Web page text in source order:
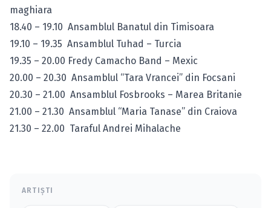
maghiara
18.40 – 19.10 Ansamblul Banatul din Timisoara
19.10 – 19.35 Ansamblul Tuhad – Turcia
19.35 – 20.00 Fredy Camacho Band – Mexic
20.00 – 20.30 Ansamblul “Tara Vrancei” din Focsani
20.30 – 21.00 Ansamblul Fosbrooks – Marea Britanie
21.00 – 21.30 Ansamblul “Maria Tanase” din Craiova
21.30 – 22.00 Taraful Andrei Mihalache
ARTIȘTI